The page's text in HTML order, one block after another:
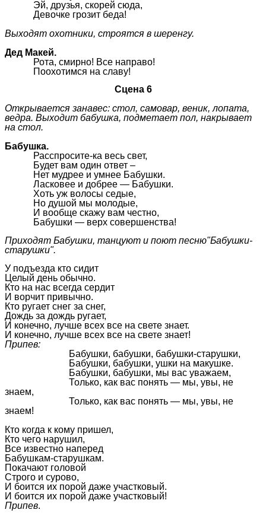
Эй, друзья, скорей сюда,
Девочке грозит беда!
Выходят охотники, строятся в шеренгу.
Дед Макей.
Рота, смирно! Все направо!
Поохотимся на славу!
Сцена 6
Открывается занавес: стол, самовар, веник, лопата,
ведра. Выходит бабушка, подметает пол, накрывает
на стол.
Бабушка.
Расспросите-ка весь свет,
Будет вам один ответ –
Нет мудрее и умнее Бабушки.
Ласковее и добрее — Бабушки.
Хоть уж волосы седые,
Но душой мы молодые,
И вообще скажу вам честно,
Бабушки — верх совершенства!
Приходят Бабушки, танцуют и поют песню"Бабушки-
старушки".
У подъезда кто сидит
Целый день обычно.
Кто на нас всегда сердит
И ворчит привычно.
Кто ругает снег за снег,
Дождь за дождь ругает,
И конечно, лучше всех все на свете знает.
И конечно, лучше всех все на свете знает!
Припев:
Бабушки, бабушки, бабушки-старушки,
Бабушки, бабушки, ушки на макушке.
Бабушки, бабушки, мы вас уважаем,
Только, как вас понять — мы, увы, не
знаем,
Только, как вас понять — мы, увы, не
знаем!
Кто когда к кому пришел,
Кто чего нарушил,
Все известно наперед
Бабушкам-старушкам.
Покачают головой
Строго и сурово,
И боится их порой даже участковый.
И боится их порой даже участковый!
Припев.